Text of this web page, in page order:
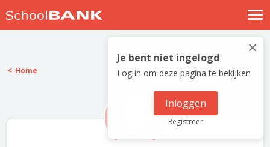
Nostalgische verhalen
Log in
Meld je gratis aan
×
Je bent niet ingelogd
Log in om deze pagina te bekijken
Inloggen
Registreer
Home